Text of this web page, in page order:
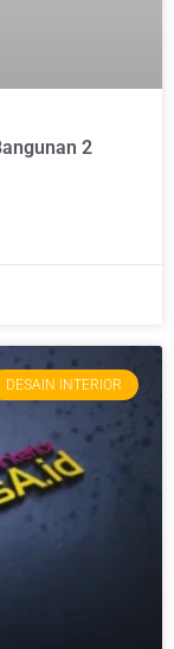
2
DESAIN INTERIOR